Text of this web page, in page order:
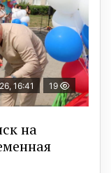
16:41 19
на